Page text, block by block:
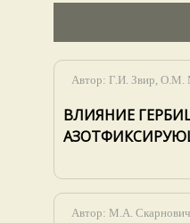
Автор: Г.И. Звир, О.М.
ВЛИЯНИЕ
Автор: М.А.